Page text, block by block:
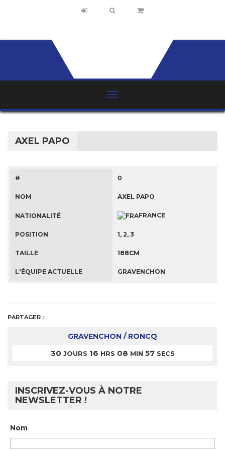
AXEL PAPO
# 0
NOM AXEL PAPO
NATIONALITÉ FRANCE
POSITION 1, 2, 3
TAILLE 188CM
L'ÉQUIPE ACTUELLE GRAVENCHON
PARTAGER :
GRAVENCHON / RONCQ
30 JOURS 16 HRS 08 MIN 57 SECS
INSCRIVEZ-VOUS À NOTRE
NEWSLETTER !
Nom